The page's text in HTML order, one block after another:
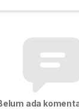
ada